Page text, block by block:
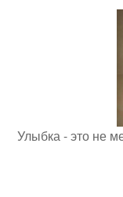
Улыбка - это не